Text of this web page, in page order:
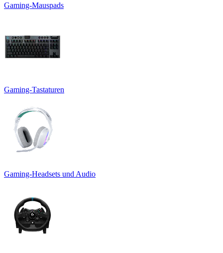
Gaming-Mauspads
Gaming-Tastaturen
Gaming-Headsets und Audio